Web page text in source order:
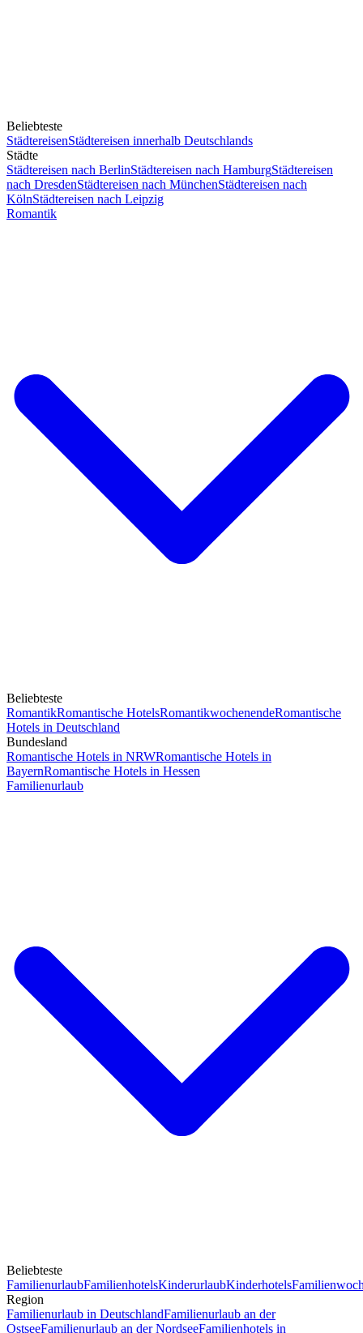
Beliebteste
StädtereisenStädtereisen innerhalb Deutschlands
Städte
Städtereisen nach BerlinStädtereisen nach HamburgStädtereisen
nach DresdenStädtereisen nach MünchenStädtereisen nach
KölnStädtereisen nach Leipzig
Romantik
Beliebteste
RomantikRomantische HotelsRomantikwochenendeRomantische
Hotels in Deutschland
Bundesland
Romantische Hotels in NRWRomantische Hotels in
BayernRomantische Hotels in Hessen
Familienurlaub
Beliebteste
FamilienurlaubFamilienhotelsKinderurlaubKinderhotels
Region
Familienurlaub in DeutschlandFamilienurlaub an der
OstseeFamilienurlaub an der NordseeFamilienhotels in